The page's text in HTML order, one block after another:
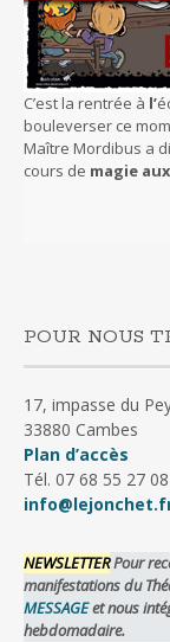
C’est la rentrée à l’
bouleverser ce
Maître Mordibus a
cours de magie
POUR NOUS
17, impasse du
33880 Cambes
Plan d’accès
Tél. 07 68 55 27 08
NEWSLETTERPour
manifestations du
MESSAGEet nous
hebdomadaire.